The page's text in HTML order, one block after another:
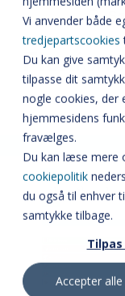
Vi anvender både
tredjepartscookies
Du kan give
tilpasse dit
nogle cookies, der
hjemmesidens
fravælges.
Du kan læse mere
cookiepolitik
du også til enhver
samtykke tilbage.
Accepter alle
ALLE
PRISER